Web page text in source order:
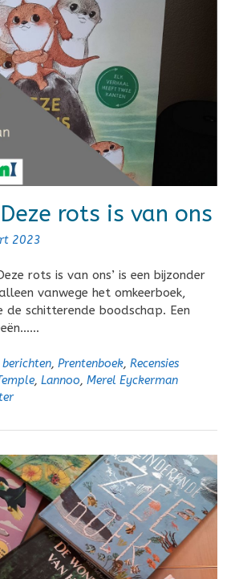
rots is van ons
2023
rots is van ons’ is een bijzonder
vanwege het omkeerboek,
de schitterende boodschap. Een
, Prentenboek, Recensies
, Lannoo, Merel Eyckerman